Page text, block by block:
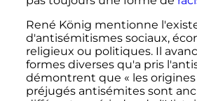
René König mentionne
d'antisémitismes sociaux,
religieux ou politiques. Il
formes diverses qu'a pris
démontrent que « les
préjugés antisémites sont